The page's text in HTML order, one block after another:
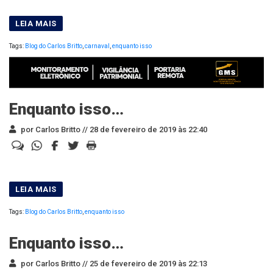
Tags: Blog do Carlos Britto carnaval enquanto isso
Enquanto isso…
por Carlos Britto // 28 de fevereiro de 2019 às 22:40
Tags: Blog do Carlos Britto,enquanto isso
Enquanto isso…
por Carlos Britto // 25 de fevereiro de 2019 às 22:13